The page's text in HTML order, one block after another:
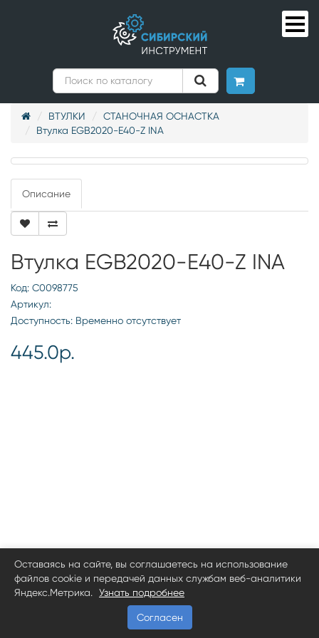
ВТУЛКИ
СТАНОЧНАЯ ОСНАСТКА
Втулка EGB2020-E40-Z INA
Описание
Втулка EGB2020-E40-Z INA
Код: С0098775
Артикул:
Доступность: Временно отсутствует
445.0р.
Оставаясь на сайте, вы соглашаетесь на использование
файлов cookie и передачей данных службам веб-аналитики
Яндекс.Метрика.
Узнать подробнее
Согласен